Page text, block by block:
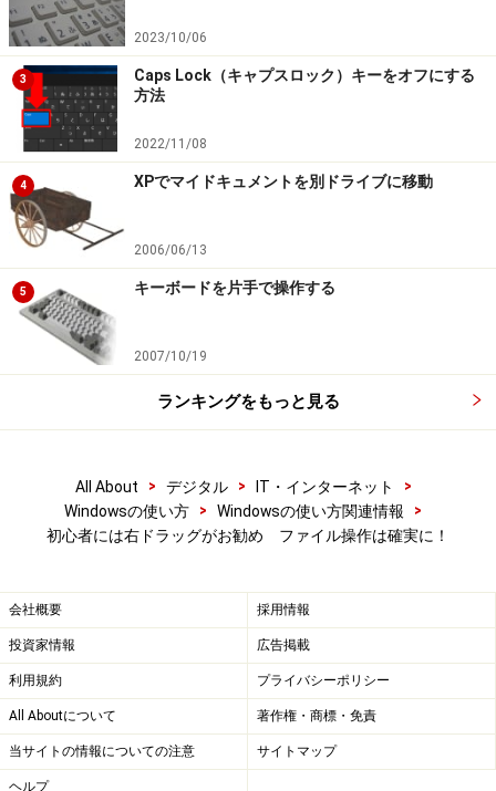
2023/10/06
3
Caps Lock（キャプスロック）キーをオフにする
方法
2022/11/08
4 XPでマイドキュメントを別ドライブに移動
2006/06/13
5 キーボードを片手で操作する
2007/10/19
ランキングをもっと見る
All About > デジタル > IT・インターネット
>
Windowsの使い方
> Windowsの使い方関連情報
>
初心者には右ドラッグがお勧め ファイル操作は確実に！
会社概要 採用情報
投資家情報 広告掲載
利用規約 プライバシーポリシー
All Aboutについて 著作権・商標・免責
当サイトの情報についての注意 サイトマップ
ヘルプ